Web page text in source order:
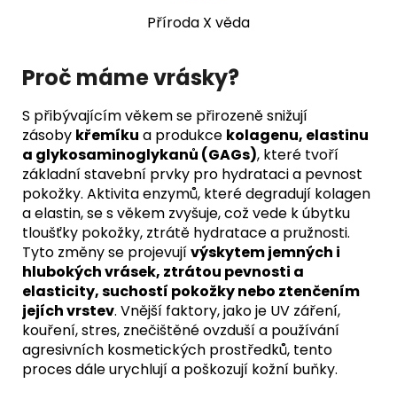
Příroda X věda
Proč máme vrásky?
S přibývajícím věkem se přirozeně snižují
zásoby křemíku a produkce kolagenu, elastinu
a glykosaminoglykanů (GAGs), které tvoří
základní stavební prvky pro hydrataci a pevnost
pokožky. Aktivita enzymů, které degradují kolagen
a elastin, se s věkem zvyšuje, což vede k úbytku
tloušťky pokožky, ztrátě hydratace a pružnosti.
Tyto změny se projevujívýskytem jemných i
hlubokých vrásek, ztrátou pevnosti a
elasticity, suchostí pokožky nebo ztenčením
jejích vrstev. Vnější faktory, jako je UV záření,
kouření, stres, znečištěné ovzduší a používání
agresivních kosmetických prostředků, tento
proces dále urychlují a poškozují kožní buňky.